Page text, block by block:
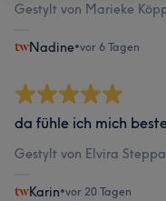
Gestylt von Marieke
Nadine•vor 6 Tagen
da fühle ich mich
Gestylt von Elvira
Karin•vor 20 Tagen